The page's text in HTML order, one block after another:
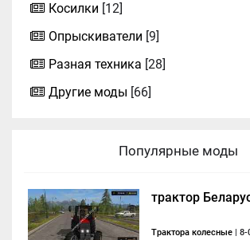
Косилки [12]
Опрыскиватели [9]
Разная техника [28]
Другие моды [66]
Популярные моды
трактор
Трактора колесные | 8-